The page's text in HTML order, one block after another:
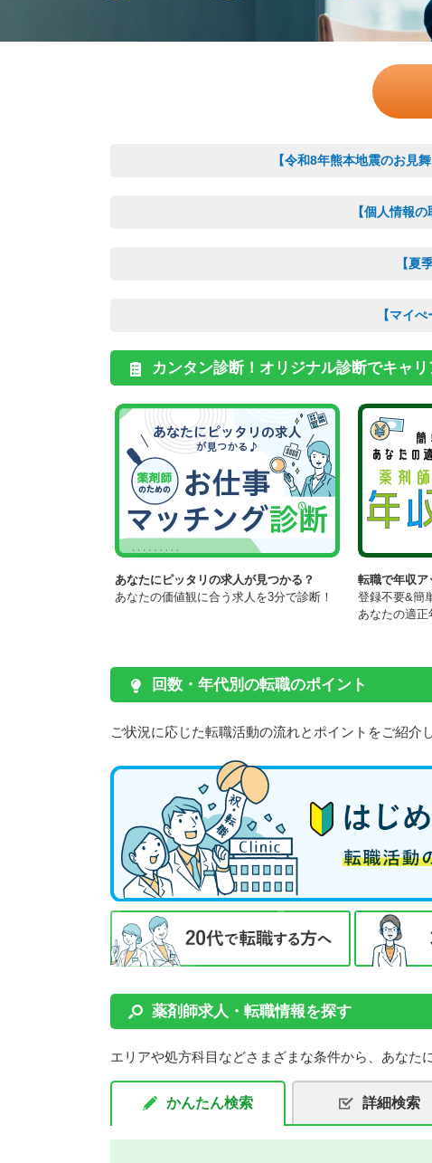
【令和8年熊本地震のお見
【個人情報
【夏
【マイ
カンタン診断！オリジナル診断でキャ
あなたにピッタリの求人が見つかる？
あなたの価値観に合う求人を3分で診断！
転職で年収ア
登録不要&簡
あなたの適正
回数・年代別の転職のポイント
ご状況に応じた転職活動の流れとポイントをご紹介
薬剤師求人・転職情報を探す
エリアや処方科目などさまざまな条件から、あなた
かんたん検索 詳細検索